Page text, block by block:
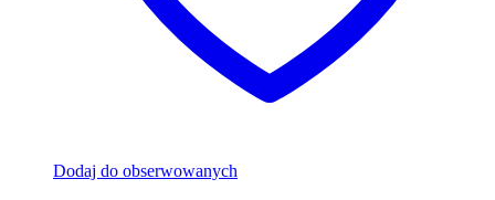
Dodaj do obserwowanych